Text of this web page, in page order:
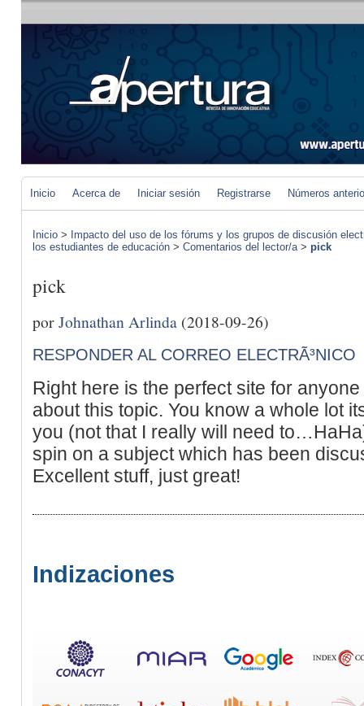
Inicio Acerca de Iniciar sesión Registrarse Números
Inicio > Impacto del uso de los fórums y los grupos de discusión
los estudiantes de educación > Comentarios del lector/a> pick
pick
porJohnathan Arlinda (2018-09-26)
RESPONDER AL CORREO ELECTRÃ³NICO
Right here is the perfect site for
about this topic. You know a whole lot
you (not that I really will need
spin on a subject which has been
Excellent stuff, just great!
Indizaciones